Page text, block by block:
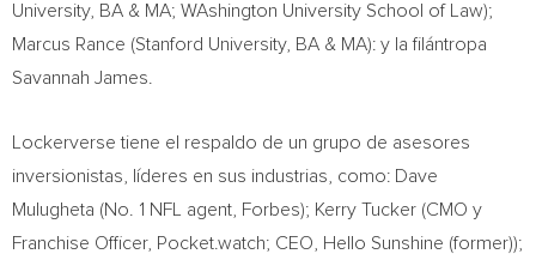
University, BA & MA; WAshington University School of Law);
Marcus Rance (Stanford University, BA & MA): y la filántropa
Savannah James
Lockerverse tiene el respaldo de un grupo de asesores
inversionistas, líderes en sus industrias, como: Dave
Mulugheta (No. 1 NFL agent, Forbes); Kerry Tucker (CMO y
Franchise Officer, Pocket.watch; CEO, Hello Sunshine (former));